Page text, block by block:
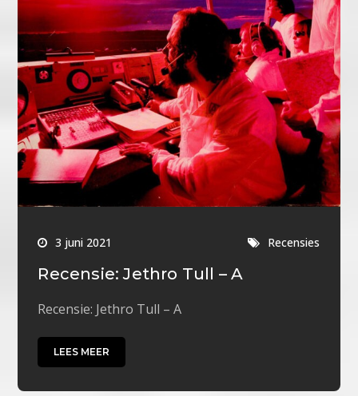
3 juni 2021 Recensies
Recensie: Jethro Tull – A
Recensie: Jethro Tull – A
LEES MEER